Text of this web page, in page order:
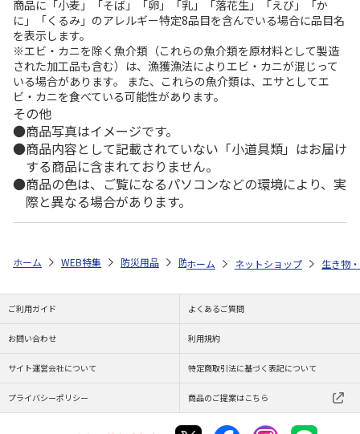
商品に「小麦」「そば」「卵」「乳」「落花生」「えび」「か
に」「くるみ」のアレルギー特定8品目を含んでいる場合に品目名
を表示します。
※エビ・カニを除く魚介類（これらの魚介類を原材料として製造
された加工品も含む）は、漁獲漁法によりエビ・カニが混じって
いる場合があります。 また、これらの魚介類は、エサとしてエ
ビ・カニを食べている可能性があります。
その他
商品写真はイメージです。
商品内容として記載されていない「小道具類」はお届け
する商品に含まれておりません。
商品の色は、ご覧になるパソコンなどの環境により、実
際と異なる場合があります。
ホーム WEB特集 防災用品 防災カタログ 防災カタログギフト
ホーム ネットショップ 生き物
ご利用ガイド よくあるご質問
お問い合わせ 利用規約
サイト運営会社について 特定商取引法に基づく表記について
プライバシーポリシー 商品のご提案はこちら